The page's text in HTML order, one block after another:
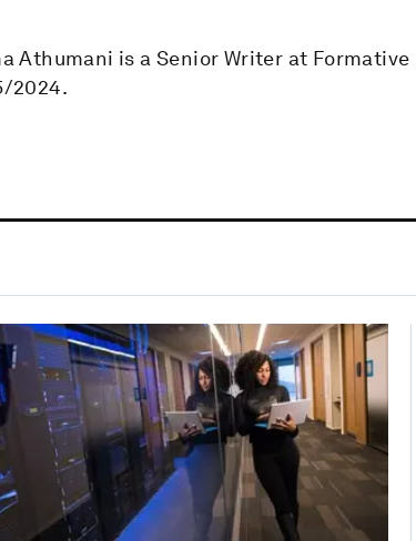
Athumani is a Senior Writer at
2024.